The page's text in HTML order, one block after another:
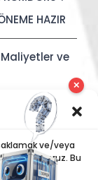
ve/veya
kullanıyoruz. Bu
veya
HAZIR
ve
Hızlı İnşa
✕